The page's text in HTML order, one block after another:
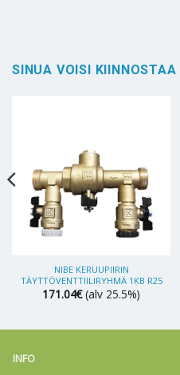
SINUA VOISI
NIBE KERUUPIIRIN
TÄYTTÖVENTTIILIRYHMÄ 1KB R25
171.04€ (alv 25.5%)
INFO